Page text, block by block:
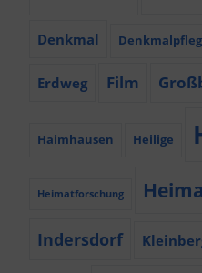
Denkmal
Erdweg Film
Haimhausen Heilige
Heimatforschung
Indersdorf